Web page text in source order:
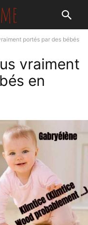
portés par des bébés
vraiment
en